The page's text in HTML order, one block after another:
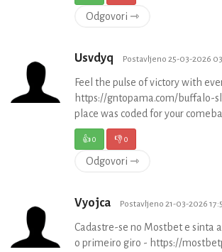
Odgovori ⇾
Usvdyq Postavljeno 25-03-2026
Feel the pulse of victory with
https://gntopama.com/buffalo-
place was coded for your
👍0 👎0
Odgovori ⇾
Vyojca Postavljeno 21-03-2026
Cadastre-se no Mostbet e sinta
o primeiro giro - https://